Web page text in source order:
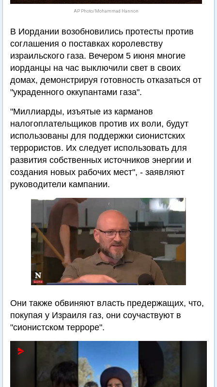
AP Photo/Mohammad Hannon
В Иордании возобновились протесты против
соглашения о поставках королевству
израильского газа. Вечером 5 июня многие
иорданцы на час выключили свет в своих
домах, демонстрируя готовность отказаться от
"украденного оккупантами газа".
"Миллиарды, изъятые из карманов
налогоплательщиков против их воли, будут
использованы для поддержки сионистских
террористов. Их следует использовать для
развития собственных источников энергии и
создания новых рабочих мест", - заявляют
руководители кампании.
Они также обвиняют власть предержащих, что,
покупая у Израиля газ, они соучаствуют в
"сионистском терроре".